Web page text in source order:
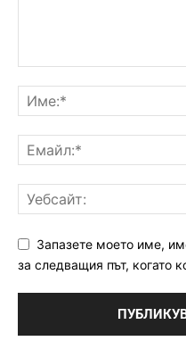
Запазете моето име,
за следващия път, когато